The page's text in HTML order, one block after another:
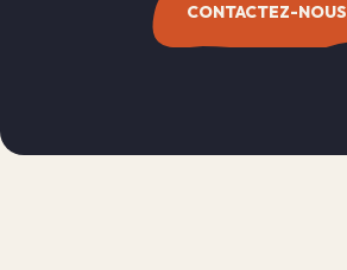
CONTACTEZ-NOUS